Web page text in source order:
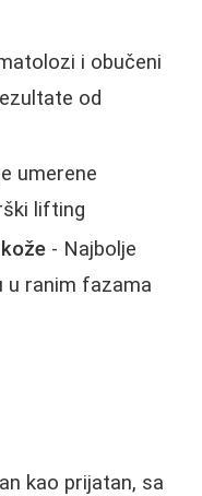
i obučeni
od
umerene
lifting
- Najbolje
u ranim fazama
kao prijatan, sa